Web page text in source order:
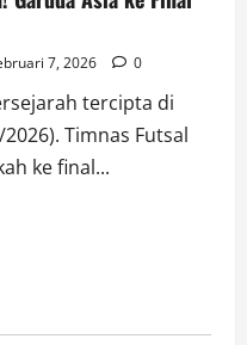
7, 2026 0
tercipta di
Timnas Futsal
ke final...